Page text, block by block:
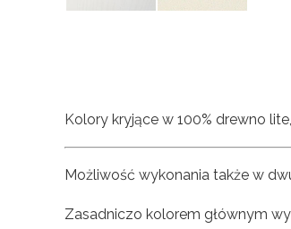
Kolory kryjące w 100% drewno
Możliwość wykonania także w
Zasadniczo kolorem głównym